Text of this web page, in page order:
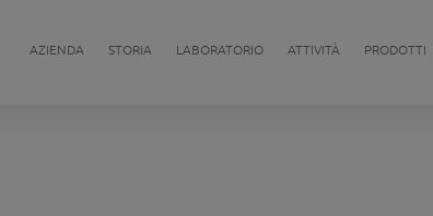
AZIENDA STORIA LABORATORIO ATTIVITÀ PRODOTTI